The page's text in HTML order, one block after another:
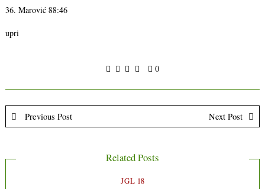
36. Marović 88:46
upri
0
Previous Post Next Post
Related Posts
JGL 18